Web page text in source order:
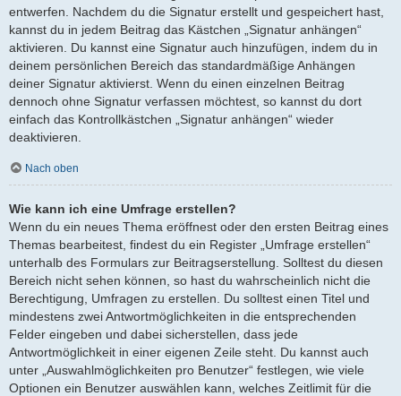
entwerfen. Nachdem du die Signatur erstellt und gespeichert hast,
kannst du in jedem Beitrag das Kästchen „Signatur anhängen“
aktivieren. Du kannst eine Signatur auch hinzufügen, indem du in
deinem persönlichen Bereich das standardmäßige Anhängen
deiner Signatur aktivierst. Wenn du einen einzelnen Beitrag
dennoch ohne Signatur verfassen möchtest, so kannst du dort
einfach das Kontrollkästchen „Signatur anhängen“ wieder
deaktivieren.
Nach oben
Wie kann ich eine Umfrage erstellen?
Wenn du ein neues Thema eröffnest oder den ersten Beitrag eines
Themas bearbeitest, findest du ein Register „Umfrage erstellen“
unterhalb des Formulars zur Beitragserstellung. Solltest du diesen
Bereich nicht sehen können, so hast du wahrscheinlich nicht die
Berechtigung, Umfragen zu erstellen. Du solltest einen Titel und
mindestens zwei Antwortmöglichkeiten in die entsprechenden
Felder eingeben und dabei sicherstellen, dass jede
Antwortmöglichkeit in einer eigenen Zeile steht. Du kannst auch
unter „Auswahlmöglichkeiten pro Benutzer“ festlegen, wie viele
Optionen ein Benutzer auswählen kann, welches Zeitlimit für die